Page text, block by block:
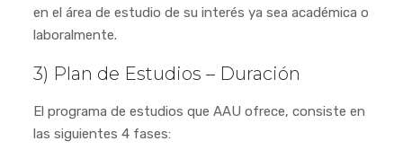
en el área de estudio de su interés ya sea académica o
laboralmente.
3) Plan de Estudios – Duración
El programa de estudios que AAU ofrece, consiste en
las siguientes 4 fases: